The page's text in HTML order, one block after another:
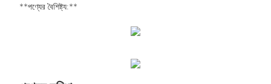
**পণ্যের বৈশিষ্ট্য:**